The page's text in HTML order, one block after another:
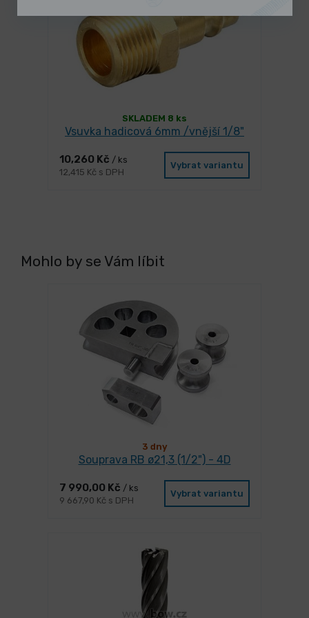
SKLADEM 8 ks
Vsuvka hadicová 6mm /vnější 1/8"
10,260 Kč / ks
12,415 Kč s DPH
Vybrat variantu
Mohlo by se Vám líbit
3 dny
Souprava RB ø21,3 (1/2") - 4D
7 990,00 Kč / ks
9 667,90 Kč s DPH
Vybrat variantu